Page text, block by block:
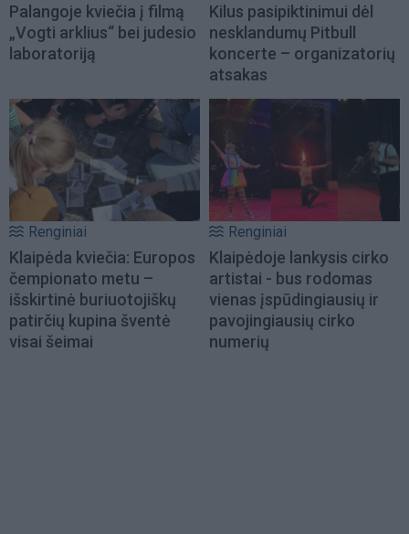
Palangoje kviečia į filmą
„Vogti arklius“ bei judesio
laboratoriją
Kilus pasipiktinimui dėl
nesklandumų Pitbull
koncerte – organizatorių
atsakas
Renginiai
Klaipėda kviečia: Europos
čempionato metu –
išskirtinė buriuotojiškų
patirčių kupina šventė
visai šeimai
Renginiai
Klaipėdoje lankysis cirko
artistai - bus rodomas
vienas įspūdingiausių ir
pavojingiausių cirko
numerių